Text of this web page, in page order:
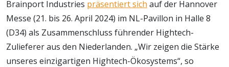
Brainport Industries präsentiert sich auf der Hannover
Messe (21. bis 26. April 2024) im NL-Pavillon in Halle 8
(D34) als Zusammenschluss führender Hightech-
Zulieferer aus den Niederlanden. „Wir zeigen die Stärke
unseres einzigartigen Hightech-Ökosystems“, so